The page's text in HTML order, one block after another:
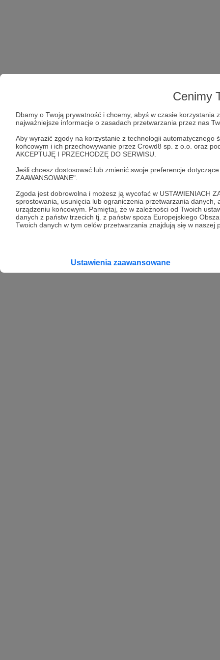
Cenimy
Dbamy o Twoją prywatność i chcemy, abyś w czasie korzystania
najważniejsze informacje o zasadach przetwarzania przez nas
Aby wyrazić zgody na korzystanie z technologii
końcowym i ich przechowywanie przez Crowd8 sp. z o.o. oraz
AKCEPTUJĘ I PRZECHODZĘ DO SERWISU.
Jeśli chcesz dostosować lub zmienić swoje preferencje
ZAAWANSOWANE".
Zgoda jest dobrowolna i możesz ją wycofać w USTAWIENIACH
sprostowania, usunięcia lub ograniczenia przetwarzania
urządzeniu końcowym. Pamiętaj, że w zależności od Twoich
danych z państw trzecich tj. z państw spoza Europejskiego
Twoich danych w tym celów przetwarzania znajdują się w naszej
Ustawienia zaawansowane